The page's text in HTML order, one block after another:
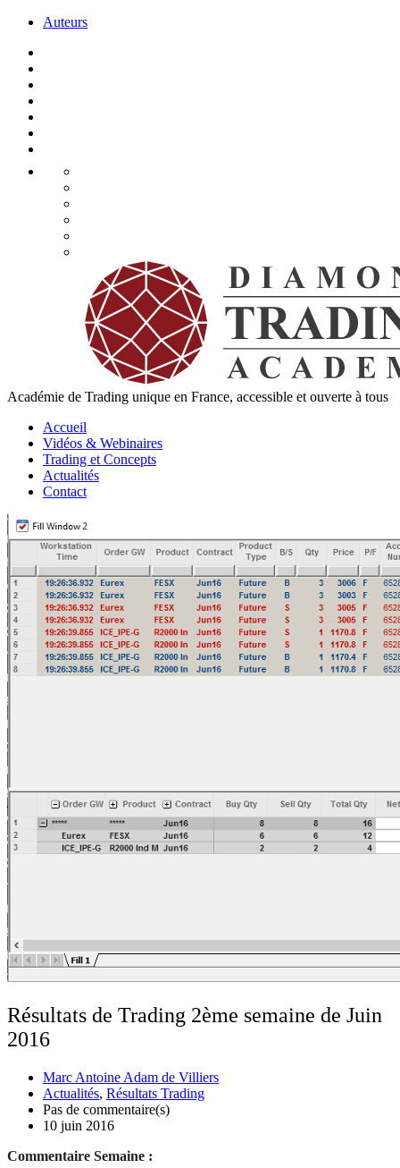
Auteurs
Académie de Trading unique en France, accessible et ouverte à tous
Accueil
Vidéos & Webinaires
Trading et Concepts
Actualités
Contact
Résultats de Trading 2ème semaine de Juin
2016
Marc Antoine Adam de Villiers
Actualités, Résultats Trading
Pas de commentaire(s)
10 juin 2016
Commentaire Semaine :